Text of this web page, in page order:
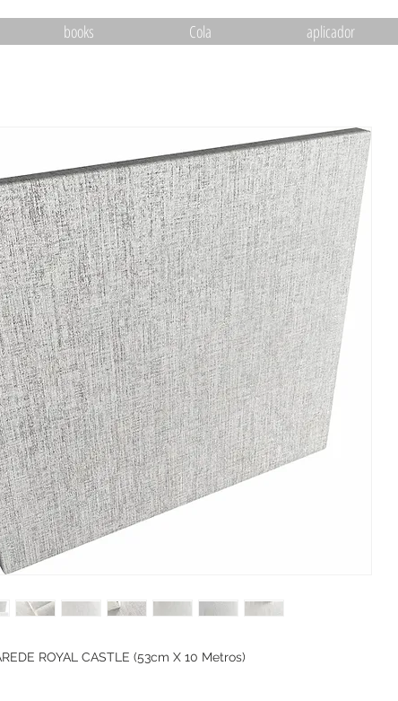
books Cola aplicador
ROYAL CASTLE (53cm X 10 Metros)